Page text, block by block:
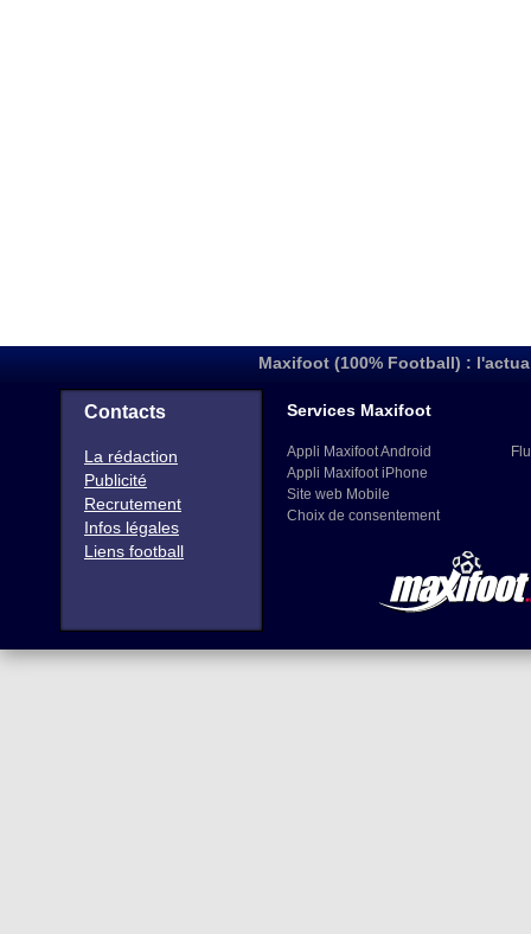
Maxifoot (100% Football) :
Contacts
La rédaction
Publicité
Recrutement
Infos légales
Liens football
Services Maxifoot
Appli Maxifoot Android
Appli Maxifoot iPhone
Site web Mobile
Choix de consentement